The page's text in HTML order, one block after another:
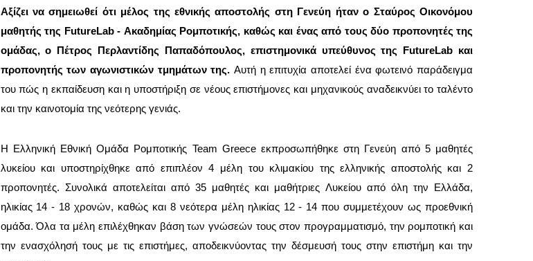
Αξίζει να σημειωθεί ότι μέλος της εθνικής αποστολής στη Γενεύη ήταν ο Σταύρος Οικονόμου
μαθητής της FutureLab - Ακαδημίας Ρομποτικής, καθώς και ένας από τους δύο προπονητές της
ομάδας, ο Πέτρος Περλαντίδης Παπαδόπουλος, επιστημονικά υπεύθυνος της FutureLab και
προπονητής των αγωνιστικών τμημάτων της. Αυτή η επιτυχία αποτελεί ένα φωτεινό παράδειγμα
του πώς η εκπαίδευση και η υποστήριξη σε νέους επιστήμονες και μηχανικούς αναδεικνύει το ταλέντο
και την καινοτομία της νεότερης γενιάς.
Η Ελληνική Εθνική Ομάδα Ρομποτικής Team Greece εκπροσωπήθηκε στη Γενεύη από 5 μαθητές
λυκείου και υποστηρίχθηκε από επιπλέον 4 μέλη του κλιμακίου της ελληνικής αποστολής και 2
προπονητές. Συνολικά αποτελείται από 35 μαθητές και μαθήτριες Λυκείου από όλη την Ελλάδα,
ηλικίας 14 - 18 χρονών, καθώς και 8 νεότερα μέλη ηλικίας 12 - 14 που συμμετέχουν ως προεθνική
ομάδα. Όλα τα μέλη επιλέχθηκαν βάση των γνώσεών τους στον προγραμματισμό, την ρομποτική και
την ενασχόλησή τους με τις επιστήμες, αποδεικνύοντας την δέσμευσή τους στην επιστήμη και την